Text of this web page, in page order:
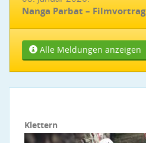
Nanga Parbat – Filmvortrag
Alle Meldungen anzeigen
Klettern